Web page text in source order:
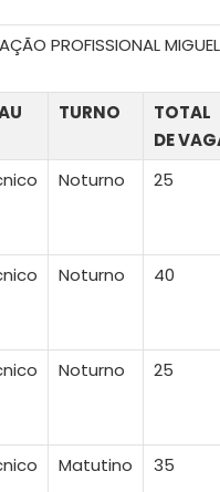
PROFISSIONAL
TURNO
TOTAL
DE
Noturno 25
Noturno 40
Noturno 25
Matutino 35